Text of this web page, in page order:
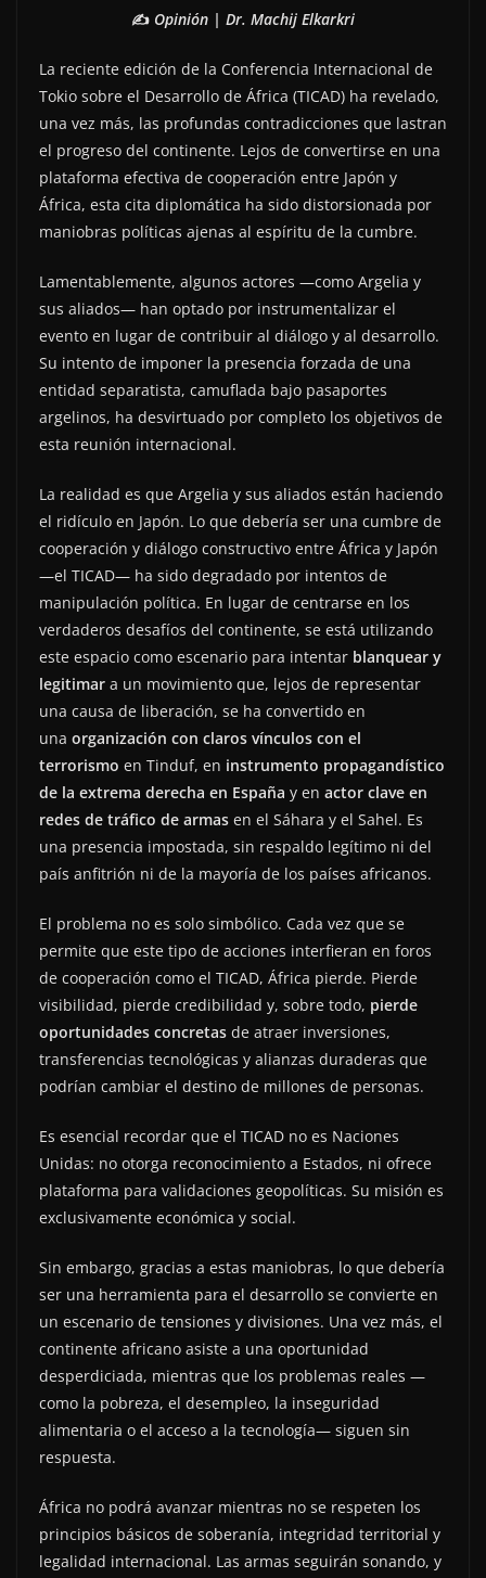
✍️ Opinión | Dr. Machij Elkarkri
La reciente edición de la Conferencia Internacional de
Tokio sobre el Desarrollo de África (TICAD) ha revelado,
una vez más, las profundas contradicciones que lastran
el progreso del continente. Lejos de convertirse en una
plataforma efectiva de cooperación entre Japón y
África, esta cita diplomática ha sido distorsionada por
maniobras políticas ajenas al espíritu de la cumbre.
Lamentablemente, algunos actores —como Argelia y
sus aliados— han optado por instrumentalizar el
evento en lugar de contribuir al diálogo y al desarrollo.
Su intento de imponer la presencia forzada de una
entidad separatista, camuflada bajo pasaportes
argelinos, ha desvirtuado por completo los objetivos de
esta reunión internacional.
La realidad es que Argelia y sus aliados están haciendo
el ridículo en Japón. Lo que debería ser una cumbre de
cooperación y diálogo constructivo entre África y Japón
—el TICAD— ha sido degradado por intentos de
manipulación política. En lugar de centrarse en los
verdaderos desafíos del continente, se está utilizando
este espacio como escenario para intentar blanquear y
legitimar a un movimiento que, lejos de representar
una causa de liberación, se ha convertido en
una organización con claros vínculos con el
terrorismo en Tinduf, en instrumento propagandístico
de la extrema derecha en España y en actor clave en
redes de tráfico de armas en el Sáhara y el Sahel. Es
una presencia impostada, sin respaldo legítimo ni del
país anfitrión ni de la mayoría de los países africanos.
El problema no es solo simbólico. Cada vez que se
permite que este tipo de acciones interfieran en foros
de cooperación como el TICAD, África pierde. Pierde
visibilidad, pierde credibilidad y, sobre todo, pierde
oportunidades concretas de atraer inversiones,
transferencias tecnológicas y alianzas duraderas que
podrían cambiar el destino de millones de personas.
Es esencial recordar que el TICAD no es Naciones
Unidas: no otorga reconocimiento a Estados, ni ofrece
plataforma para validaciones geopolíticas. Su misión es
exclusivamente económica y social.
Sin embargo, gracias a estas maniobras, lo que debería
ser una herramienta para el desarrollo se convierte en
un escenario de tensiones y divisiones. Una vez más, el
continente africano asiste a una oportunidad
desperdiciada, mientras que los problemas reales —
como la pobreza, el desempleo, la inseguridad
alimentaria o el acceso a la tecnología— siguen sin
respuesta.
África no podrá avanzar mientras no se respeten los
principios básicos de soberanía, integridad territorial y
legalidad internacional. Las armas seguirán sonando, y